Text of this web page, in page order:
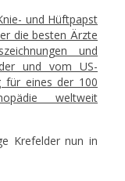
und Hüftpapst
die besten Ärzte
und
und vom US-
für eines der 100
weltweit
Krefelder nun in